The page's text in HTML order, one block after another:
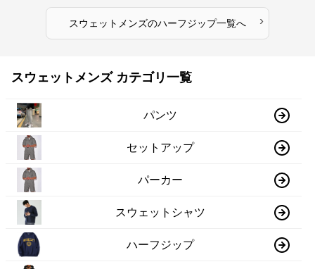
スウェットメンズのハーフジップ一覧へ ›
スウェットメンズ カテゴリ一覧
パンツ
セットアップ
パーカー
スウェットシャツ
ハーフジップ